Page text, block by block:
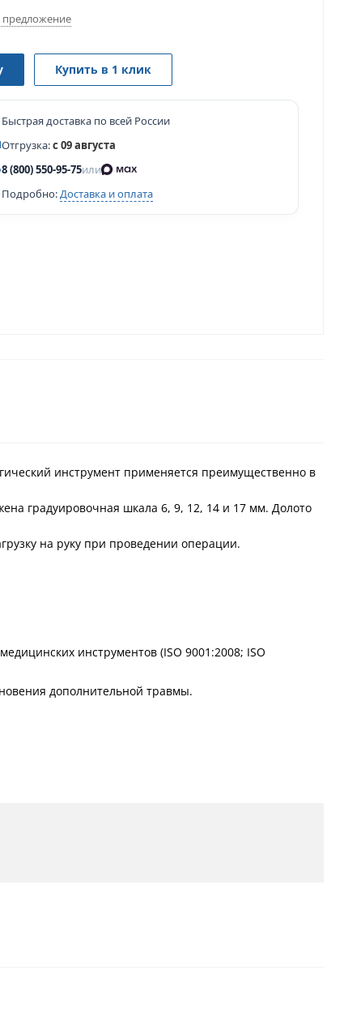
Купить в 1 клик
Быстрая доставка по всей России
Отгрузка:с 09 августа
8 (800) 550-95-75или
Подробно:Доставка и оплата
инструмент применяется преимущественно в
градуировочная шкала 6, 9, 12, 14 и 17 мм. Долото
на руку при проведении операции.
инструментов (ISO 9001:2008; ISO
дополнительной травмы.